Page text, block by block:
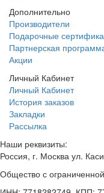
Дополнительно
Производители
Подарочные
Партнерская
Акции
Личный Кабинет
Личный Кабинет
История заказов
Закладки
Рассылка
Наши реквизиты:
Россия, г. Москва ул.
Общество с